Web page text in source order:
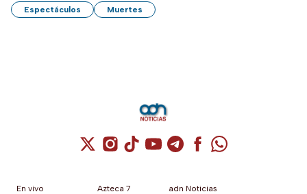
Espectáculos Muertes
Cuenta de X / Twitter (se abre en una
Cuenta de Instagram (se abre en una
Cuenta de TikTok (se abre en
Cuenta de YouTube (se abre
Cuenta de Telegram (se
Cuenta de
Cuenta de
En vivo
Azteca 7
adn Noticias